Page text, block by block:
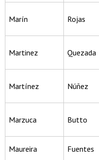
Marín Rojas
Martinez Quezada
Martínez Núñez
Marzuca Butto
Maureira Fuentes